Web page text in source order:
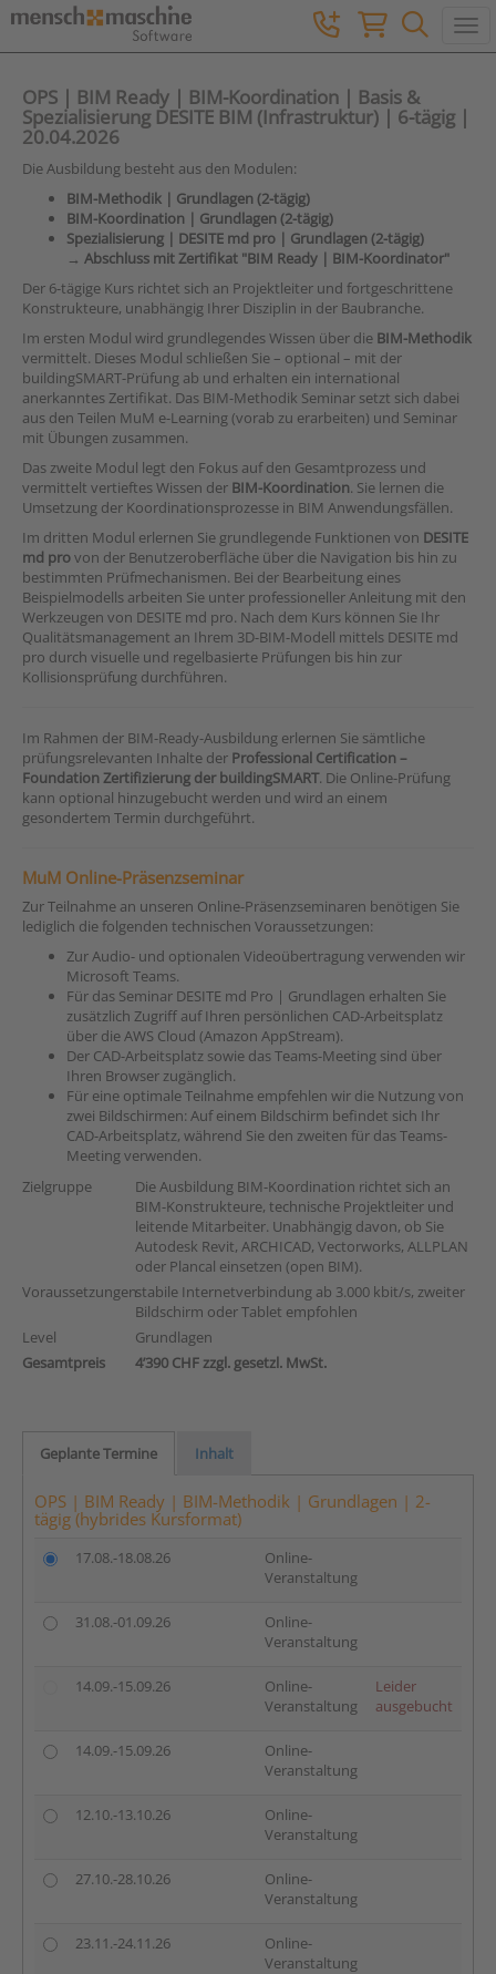
OPS | BIM Ready | BIM-Koordination | Basis &
Spezialisierung DESITE BIM (Infrastruktur) | 6-tägig |
20.04.2026
Die Ausbildung besteht aus den Modulen:
BIM-Methodik | Grundlagen (2-tägig)
BIM-Koordination | Grundlagen (2-tägig)
Spezialisierung | DESITE md pro | Grundlagen (2-tägig)
→ Abschluss mit Zertifikat "BIM Ready | BIM-Koordinator"
Der 6-tägige Kurs richtet sich an Projektleiter und fortgeschrittene
Konstrukteure, unabhängig Ihrer Disziplin in der Baubranche.
Im ersten Modul wird grundlegendes Wissen über die BIM-Methodik
vermittelt. Dieses Modul schließen Sie – optional – mit der
buildingSMART-Prüfung ab und erhalten ein international
anerkanntes Zertifikat. Das BIM-Methodik Seminar setzt sich dabei
aus den Teilen MuM e-Learning (vorab zu erarbeiten) und Seminar
mit Übungen zusammen.
Das zweite Modul legt den Fokus auf den Gesamtprozess und
vermittelt vertieftes Wissen der BIM-Koordination. Sie lernen die
Umsetzung der Koordinationsprozesse in BIM Anwendungsfällen.
Im dritten Modul erlernen Sie grundlegende Funktionen von DESITE
md provon der Benutzeroberfläche über die Navigation bis hin zu
bestimmten Prüfmechanismen. Bei der Bearbeitung eines
Beispielmodells arbeiten Sie unter professioneller Anleitung mit den
Werkzeugen von DESITE md pro. Nach dem Kurs können Sie Ihr
Qualitätsmanagement an Ihrem 3D-BIM-Modell mittels DESITE md
pro durch visuelle und regelbasierte Prüfungen bis hin zur
Kollisionsprüfung durchführen.
Im Rahmen der BIM-Ready-Ausbildung erlernen Sie sämtliche
prüfungsrelevanten Inhalte der Professional Certification –
Foundation Zertifizierung der buildingSMART. Die Online-Prüfung
kann optional hinzugebucht werden und wird an einem
gesondertem Termin durchgeführt.
MuM Online-Präsenzseminar
Zur Teilnahme an unseren Online-Präsenzseminaren benötigen Sie
lediglich die folgenden technischen Voraussetzungen:
Zur Audio- und optionalen Videoübertragung verwenden wir
Microsoft Teams.
Für das Seminar DESITE md Pro | Grundlagen erhalten Sie
zusätzlich Zugriff auf Ihren persönlichen CAD-Arbeitsplatz
über die AWS Cloud (Amazon AppStream).
Der CAD-Arbeitsplatz sowie das Teams-Meeting sind über
Ihren Browser zugänglich.
Für eine optimale Teilnahme empfehlen wir die Nutzung von
zwei Bildschirmen: Auf einem Bildschirm befindet sich Ihr
CAD-Arbeitsplatz, während Sie den zweiten für das Teams-
Meeting verwenden.
Zielgruppe
Die Ausbildung BIM-Koordination richtet sich an
BIM-Konstrukteure, technische Projektleiter und
leitende Mitarbeiter. Unabhängig davon, ob Sie
Autodesk Revit, ARCHICAD, Vectorworks, ALLPLAN
oder Plancal einsetzen (open BIM).
Voraussetzungenstabile Internetverbindung ab 3.000 kbit/s, zweiter
Bildschirm oder Tablet empfohlen
Level
Grundlagen
Gesamtpreis
4’390 CHF zzgl. gesetzl. MwSt.
Geplante Termine Inhalt
OPS | BIM Ready | BIM-Methodik | Grundlagen | 2-
tägig (hybrides Kursformat)
17.08.-18.08.26
Online-
Veranstaltung
31.08.-01.09.26
Online-
Veranstaltung
14.09.-15.09.26
Online-
Veranstaltung
Leider
ausgebucht
14.09.-15.09.26
Online-
Veranstaltung
12.10.-13.10.26
Online-
Veranstaltung
27.10.-28.10.26
Online-
Veranstaltung
23.11.-24.11.26
Online-
Veranstaltung